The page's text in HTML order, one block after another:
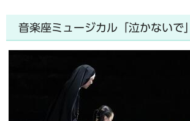
音楽座ミュージカル「泣かないで」